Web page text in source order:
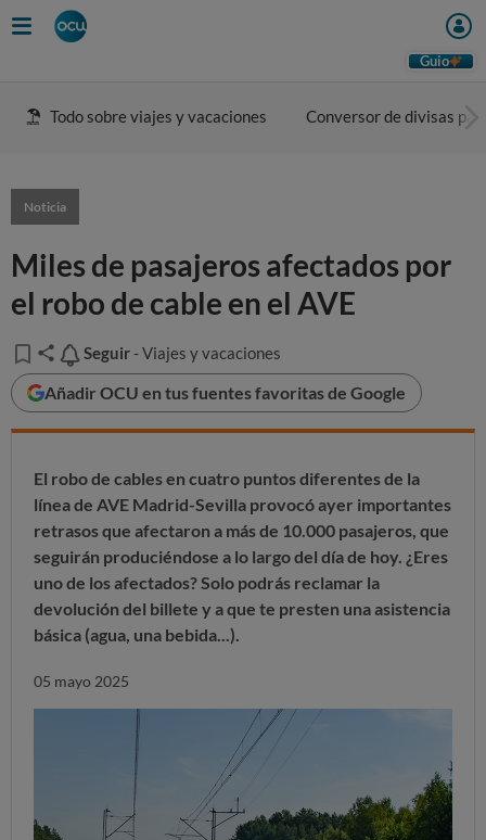
Guio
Todo sobre viajes y vacaciones Conversor de divisas
Noticia
Miles de pasajeros afectados por
el robo de cable en el AVE
Seguir
Seguir - Viajes y vacaciones
Añadir OCU en tus fuentes favoritas de Google
El robo de cables en cuatro puntos diferentes de la
línea de AVE Madrid-Sevilla provocó ayer importantes
retrasos que afectaron a más de 10.000 pasajeros, que
seguirán produciéndose a lo largo del día de hoy. ¿Eres
uno de los afectados? Solo podrás reclamar la
devolución del billete y a que te presten una asistencia
básica (agua, una bebida...).
05 mayo 2025